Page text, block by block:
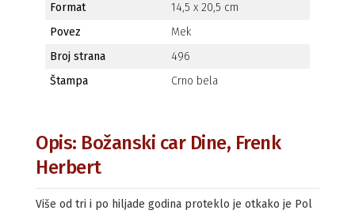
Format
14,5 x 20,5 cm
Povez
Mek
Broj strana
496
Štampa
Crno bela
Opis: Božanski car Dine, Frenk
Herbert
Više od tri i po hiljade godina proteklo je otkako je Pol